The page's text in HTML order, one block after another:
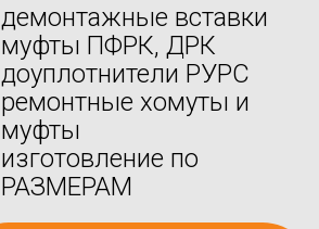
демонтажные вставки
муфты ПФРК, ДРК
доуплотнители РУРС
ремонтные хомуты и
муфты
изготовление по
РАЗМЕРАМ